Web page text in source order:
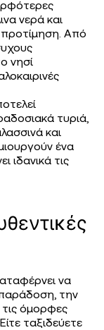
νερά και
Από
νησί
τυριά,
και
ένα
ιδανικά τις
να
την
τις όμορφες
ταξιδεύετε